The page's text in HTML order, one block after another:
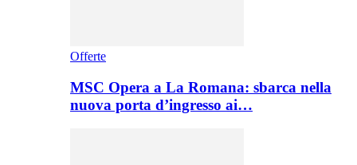
Offerte
MSC Opera a La Romana: sbarca nella
nuova porta d’ingresso ai…